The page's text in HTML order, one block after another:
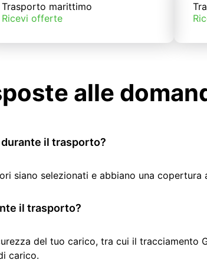
Trasporto marittimo
Ricevi offerte
alle
il trasporto?
siano selezionati e abbiano una
il trasporto?
del tuo carico, tra cui il tracciamento
carico.